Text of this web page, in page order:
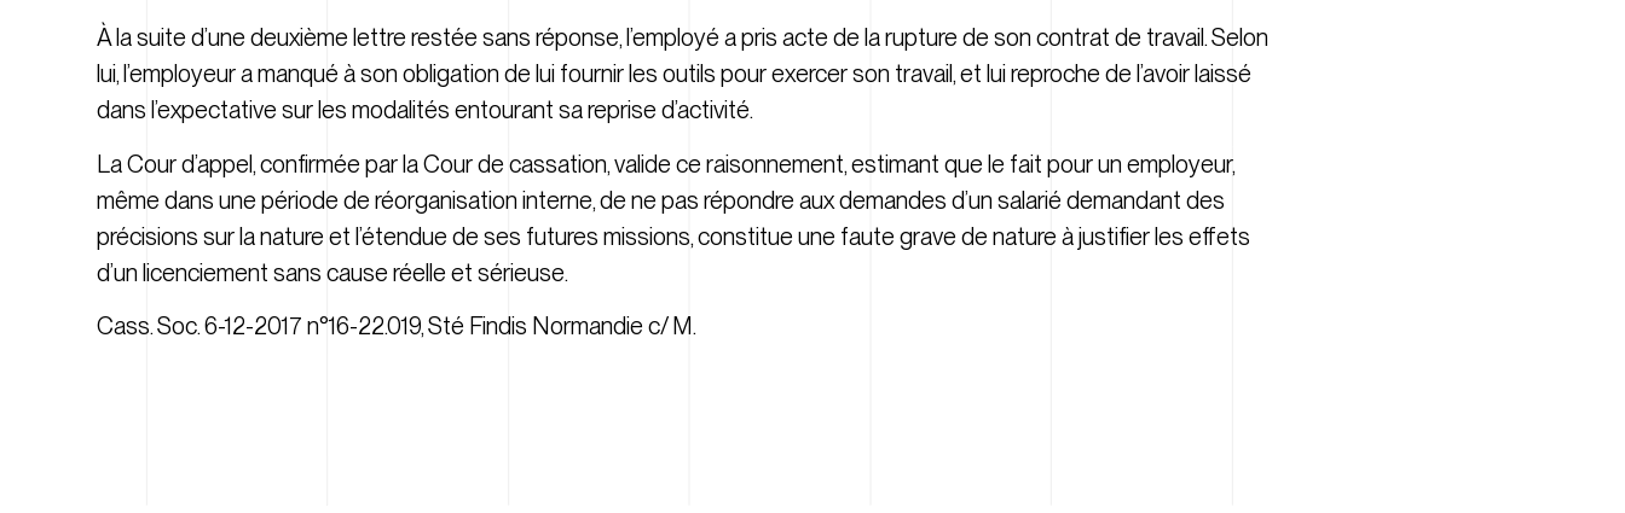
À la suite d’une deuxième lettre restée sans réponse, l’employé a pris acte de la rupture de son contrat de travail. Selon
lui, l’employeur a manqué à son obligation de lui fournir les outils pour exercer son travail, et lui reproche de l’avoir laissé
dans l’expectative sur les modalités entourant sa reprise d’activité.
La Cour d’appel, confirmée par la Cour de cassation, valide ce raisonnement, estimant que le fait pour un employeur,
même dans une période de réorganisation interne, de ne pas répondre aux demandes d’un salarié demandant des
précisions sur la nature et l’étendue de ses futures missions, constitue une faute grave de nature à justifier les effets
d’un licenciement sans cause réelle et sérieuse.
Cass. Soc. 6-12-2017 n°16-22.019, Sté Findis Normandie c/ M.